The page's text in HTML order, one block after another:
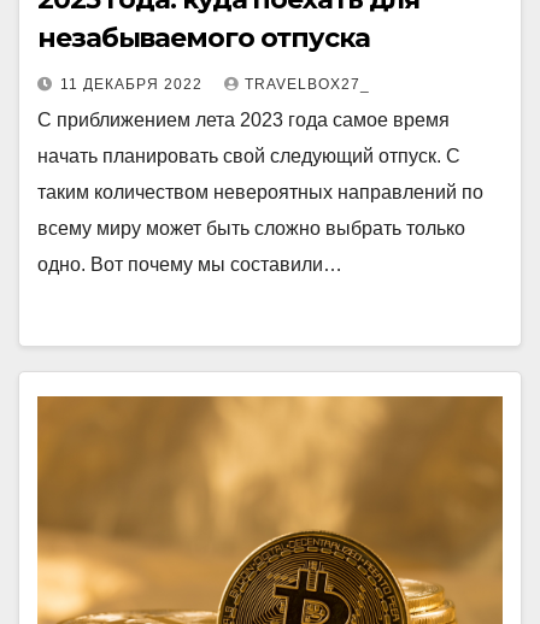
незабываемого отпуска
11 ДЕКАБРЯ 2022 TRAVELBOX27_
С приближением лета 2023 года самое время
начать планировать свой следующий отпуск. С
таким количеством невероятных направлений по
всему миру может быть сложно выбрать только
одно. Вот почему мы составили…